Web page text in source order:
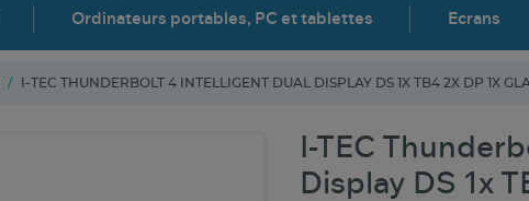
Ordinateurs portables, PC et tablettes Ecrans
I-TEC THUNDERBOLT 4 INTELLIGENT DUAL DISPLAY DS 1X TB4 2X DP 1X
I-TEC
Display DS 1x